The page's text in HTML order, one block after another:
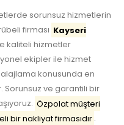
sorunsuz hizmetlerin
firması Kayseri
kaliteli hizmetler
ekipler ile hizmet
konusunda en
Sorunsuz ve garantili bir
Özpolat müşteri
bir nakliyat firmasıdır .